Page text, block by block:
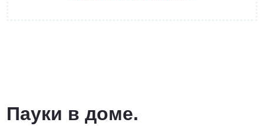
Пауки в доме.